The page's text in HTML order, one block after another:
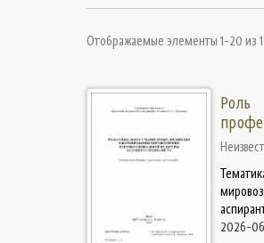
Отображаемые элементы 1-20 из
2026-